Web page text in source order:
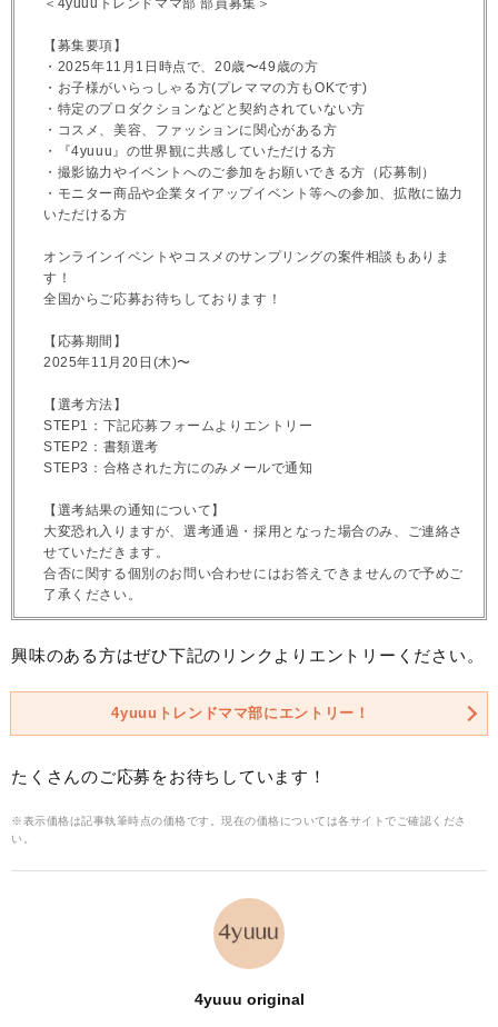
【募集要項】
・2025年11月1日時点で、20歳〜49歳の方
・お子様がいらっしゃる方(プレママの方もOKです)
・特定のプロダクションなどと契約されていない方
・コスメ、美容、ファッションに関心がある方
・『4yuuu』の世界観に共感していただける方
・撮影協力やイベントへのご参加をお願いできる方（応募制）
・モニター商品や企業タイアップイベント等への参加、拡散に協力
いただける方
オンラインイベントやコスメのサンプリングの案件相談もありま
す！
全国からご応募お待ちしております！
【応募期間】
2025年11月20日(木)〜
【選考方法】
STEP1：下記応募フォームよりエントリー
STEP2：書類選考
STEP3：合格された方にのみメールで通知
【選考結果の通知について】
大変恐れ入りますが、選考通過・採用となった場合のみ、ご連絡さ
せていただきます。
合否に関する個別のお問い合わせにはお答えできませんので予めご
了承ください。
興味のある方はぜひ下記のリンクよりエントリーください。
4yuuuトレンドママ部にエントリー！
たくさんのご応募をお待ちしています！
※表示価格は記事執筆時点の価格です。現在の価格については各サイトでご確認くださ
い。
4yuuu original